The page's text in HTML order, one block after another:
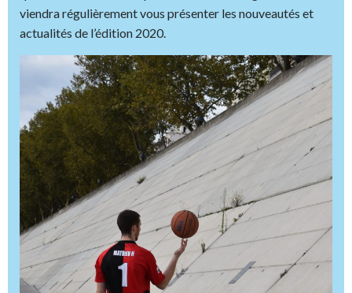
viendra régulièrement vous présenter les nouveautés et
actualités de l’édition 2020.